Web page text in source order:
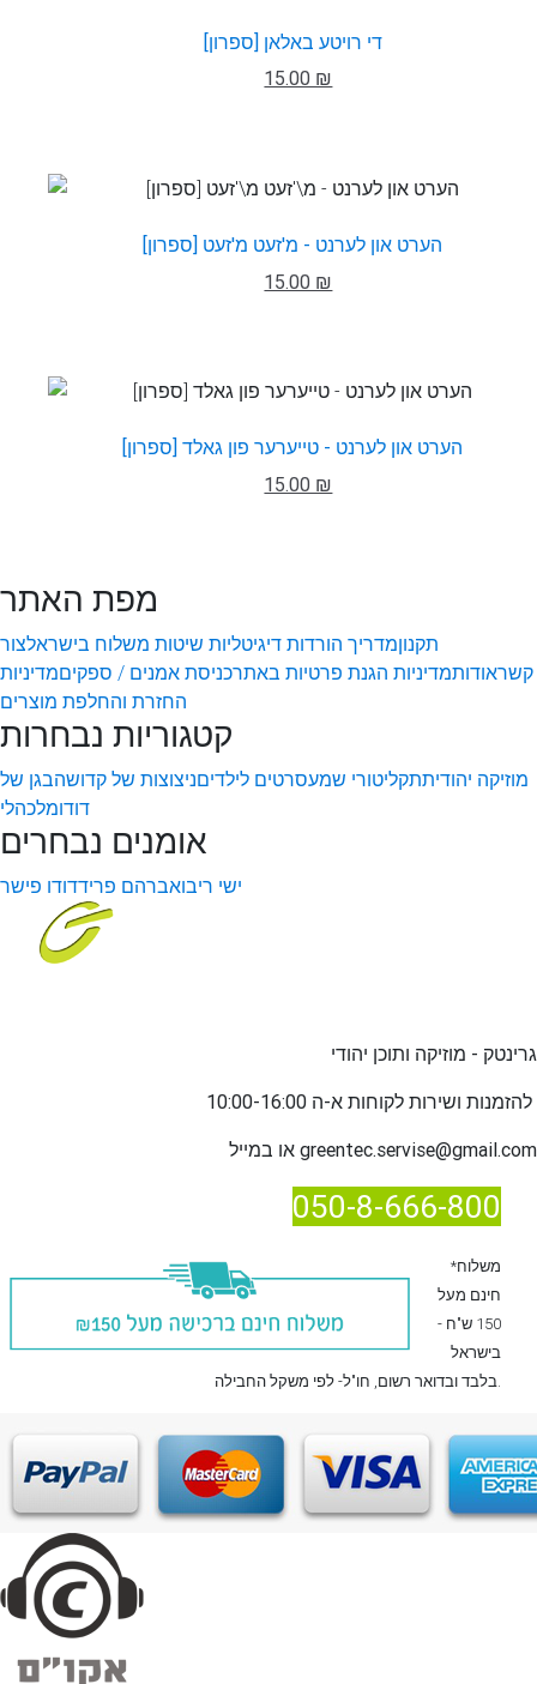
די רויטע באלאן [ספרון]
15.00 ₪
הערט און לערנט - מ'זעט מ'זעט [ספרון]
15.00 ₪
הערט און לערנט - טייערער פון גאלד [ספרון]
15.00 ₪
מפת האתר
תקנוןמדריך הורדות דיגיטליות שיטות משלוח בישראלצור
קשראודותמדיניות הגנת פרטיות באתרכניסת אמנים / ספקיםמדיניות
החזרת והחלפת מוצרים
קטגוריות נבחרות
מוזיקה יהודיתתקליטורי שמעסרטים לילדיםניצוצות של קדושהבגן של
דודומלכהלי
אומנים נבחרים
ישי ריבואברהם פרידדודו פישר
גרינטק - מוזיקה ותוכן יהודי
להזמנות ו
greentec.servise@gmail.com
050-8-666-800
*משלוח
חינם מעל
150 ש"ח -
בישראל
בלבדובדואר רשום , חו"ל- לפי משקל החבילה.